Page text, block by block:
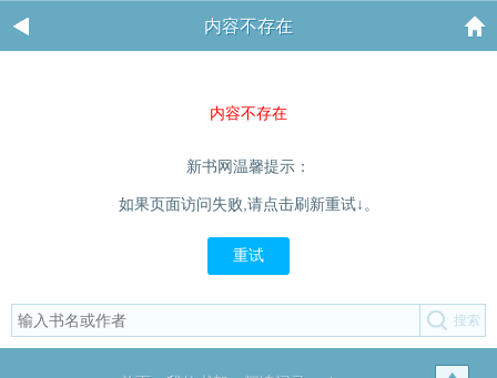
内容不存在
内容不存在
新书网温馨提示：
如果页面访问失败,请点击刷新重试↓。
重试